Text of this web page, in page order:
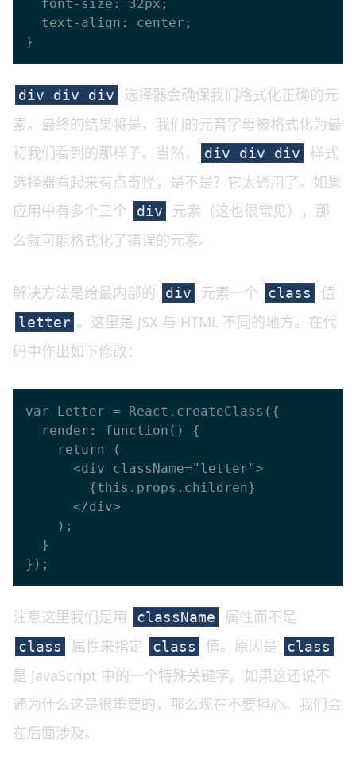
div div div
选择器会确保我们格式化正确的元
素。最终的结果将是，我们的元音字母被格式化为最
初我们看到的那样子。当然，
div div div
样式
选择器看起来有点奇怪，是不是？它太通用了。如果
应用中有多个三个
div
元素（这也很常见），那
么就可能格式化了错误的元素。
解决方法是给最内部的 div 元素一个 class 值
letter 。这里是 JSX 与 HTML 不同的地方。在代
码中作出如下修改：
var Letter = React.createClass({
注意这里我们是用 className 属性而不是
class 属性来指定 class 值。原因是 class
是 JavaScript 中的一个特殊关键字。如果这还说不
通为什么这是很重要的，那么现在不要担心。我们会
在后面涉及。